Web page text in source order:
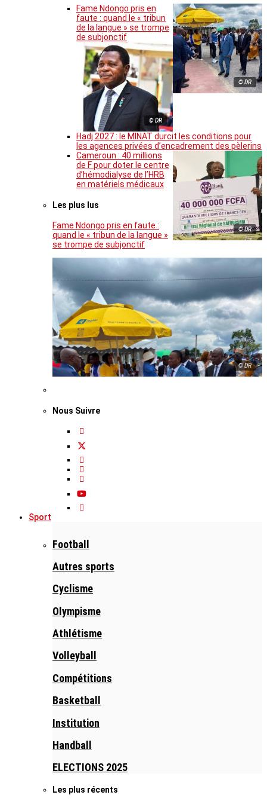
© DR
Fame Ndongo pris en
faute : quand le « tribun
de la langue » se trompe
de subjonctif
© DR
Hadj 2027 : le MINAT durcit les conditions pour
les agences privées d’encadrement des pèlerins
© DR
Cameroun : 40 millions
de F pour doter le centre
d’hémodialyse de l’HRB
en matériels médicaux
Les plus lus
Fame Ndongo pris en faute :
quand le « tribun de la langue »
se trompe de subjonctif
© DR
Nous Suivre
Sport
Football
Autres sports
Cyclisme
Olympisme
Athlétisme
Volleyball
Compétitions
Basketball
Institution
Handball
ELECTIONS 2025
Les plus récents